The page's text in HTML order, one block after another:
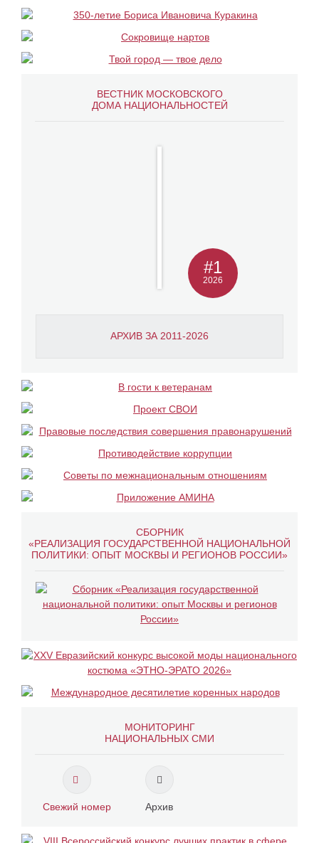
ВЕСТНИК МОСКОВСКОГО
ДОМА НАЦИОНАЛЬНОСТЕЙ
АРХИВ ЗА 2011-2026
#1
2026
СБОРНИК
«РЕАЛИЗАЦИЯ ГОСУДАРСТВЕННОЙ НАЦИОНАЛЬНОЙ
ПОЛИТИКИ: ОПЫТ МОСКВЫ И РЕГИОНОВ РОССИИ»
МОНИТОРИНГ
НАЦИОНАЛЬНЫХ СМИ
Свежий номер Архив